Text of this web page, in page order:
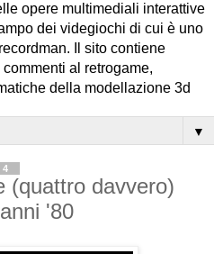
opere multimediali interattive
dei videgiochi di cui è uno
Il sito contiene
al retrogame,
della modellazione 3d
▼
(quattro davvero)
'80